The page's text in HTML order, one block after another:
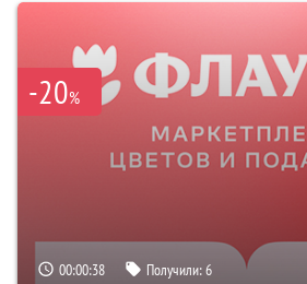
-20%
00:00:37 Получили:6